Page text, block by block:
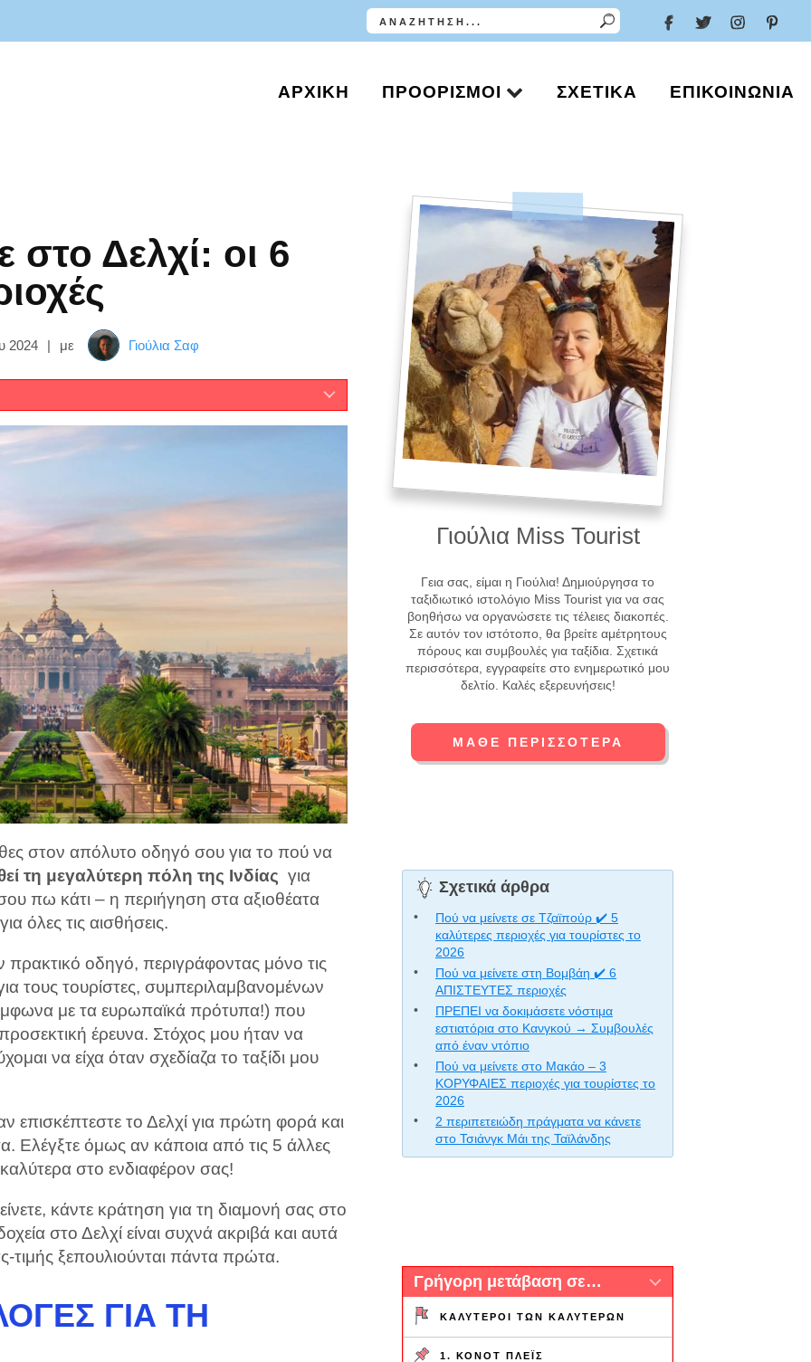
ΑΡΧΙΚΉ ΠΡΟΟΡΙΣΜΟΊ ΣΧΕΤΙΚΆ ΕΠΙΚΟΙΝΩΝΊΑ
στο Δελχί: οι 6
2024 | με Γιούλια Σαφ
στον απόλυτο οδηγό σου για το πού να
τη μεγαλύτερη πόλη της Ινδίας για
πω κάτι – η περιήγηση στα αξιοθέατα
όλες τις αισθήσεις.
οδηγό, περιγράφοντας μόνο τις
τους τουρίστες, συμπεριλαμβανομένων
με τα ευρωπαϊκά πρότυπα!) που
έρευνα. Στόχος μου ήταν να
να είχα όταν σχεδίαζα το ταξίδι μου
επισκέπτεστε το Δελχί για πρώτη φορά και
Ελέγξτε όμως αν κάποια από τις 5 άλλες
καλύτερα στο ενδιαφέρον σας!
κάντε κράτηση για τη διαμονή σας στο
στο Δελχί είναι συχνά ακριβά και αυτά
τιμής ξεπουλιούνται πάντα πρώτα.
ΓΙΑ ΤΗ
Γιούλια Miss Tourist
Γεια σας, είμαι η Γιούλια! Δημιούργησα το
ταξιδιωτικό ιστολόγιο Miss Tourist για να σας
βοηθήσω να οργανώσετε τις τέλειες διακοπές.
Σε αυτόν τον ιστότοπο, θα βρείτε αμέτρητους
πόρους και συμβουλές για ταξίδια. Σχετικά
περισσότερα, εγγραφείτε στο ενημερωτικό μου
δελτίο. Καλές εξερευνήσεις!
ΜΆΘΕ ΠΕΡΙΣΣΌΤΕΡΑ
Σχετικά άρθρα
Πού να μείνετε σε Τζαϊπούρ ✔️ 5
καλύτερες περιοχές για τουρίστες το
2026
Πού να μείνετε στη Βομβάη ✔️ 6
ΑΠΙΣΤΕΥΤΕΣ περιοχές
ΠΡΕΠΕΙ να δοκιμάσετε νόστιμα
εστιατόρια στο Κανγκού → Συμβουλές
από έναν ντόπιο
Πού να μείνετε στο Μακάο – 3
ΚΟΡΥΦΑΙΕΣ περιοχές για τουρίστες το
2026
2 περιπετειώδη πράγματα να κάνετε
στο Τσιάνγκ Μάι της Ταϊλάνδης
Γρήγορη μετάβαση σε…
ΚΑΛΎΤΕΡΟΙ ΤΩΝ ΚΑΛΎΤΕΡΩΝ
1. ΚΌΝΟΤ ΠΛΈΙΣ